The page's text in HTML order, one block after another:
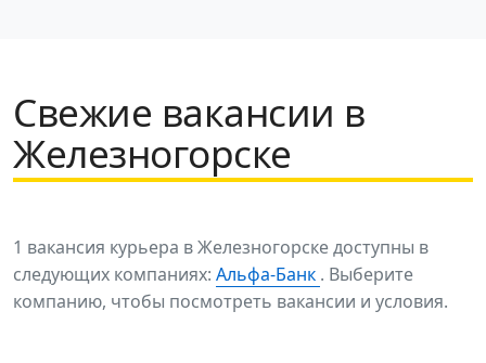
Свежие вакансии в
Железногорске
1 вакансия курьера в Железногорске доступны в
следующих компаниях: Альфа-Банк . Выберите
компанию, чтобы посмотреть вакансии и условия.